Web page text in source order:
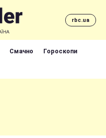
rbc.ua
Смачно Гороскопи